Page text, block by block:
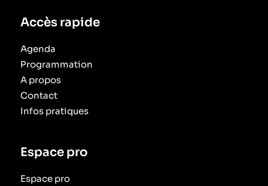
Accès rapide
Agenda
Programmation
A propos
Contact
Infos pratiques
Espace pro
Espace pro